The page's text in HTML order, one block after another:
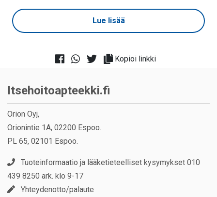
Lue lisää
Kopioi linkki
Itsehoitoapteekki.fi
Orion Oyj,
Orionintie 1A, 02200 Espoo.
PL 65, 02101 Espoo.
Tuoteinformaatio ja lääketieteelliset kysymykset 010
439 8250 ark. klo 9-17
Yhteydenotto/palaute